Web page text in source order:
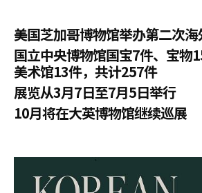
美国芝加哥博物馆举办第二次
国立中央博物馆国宝7件、宝物
美术馆13件，共计257件
展览从3月7日至7月5日举行
10月将在大英博物馆继续巡展